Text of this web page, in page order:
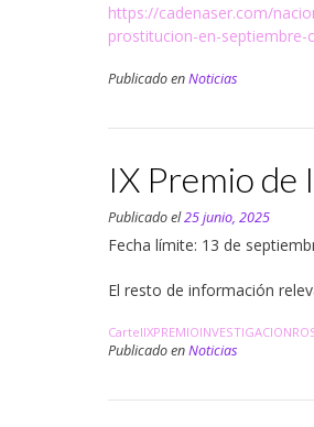
https://cadenaser.com/
prostitucion-en-septiembre-
Publicado enNoticias
IX Premio
Publicado el25 junio, 2025
Fecha límite: 13 de
El resto de información
Publicado enNoticias